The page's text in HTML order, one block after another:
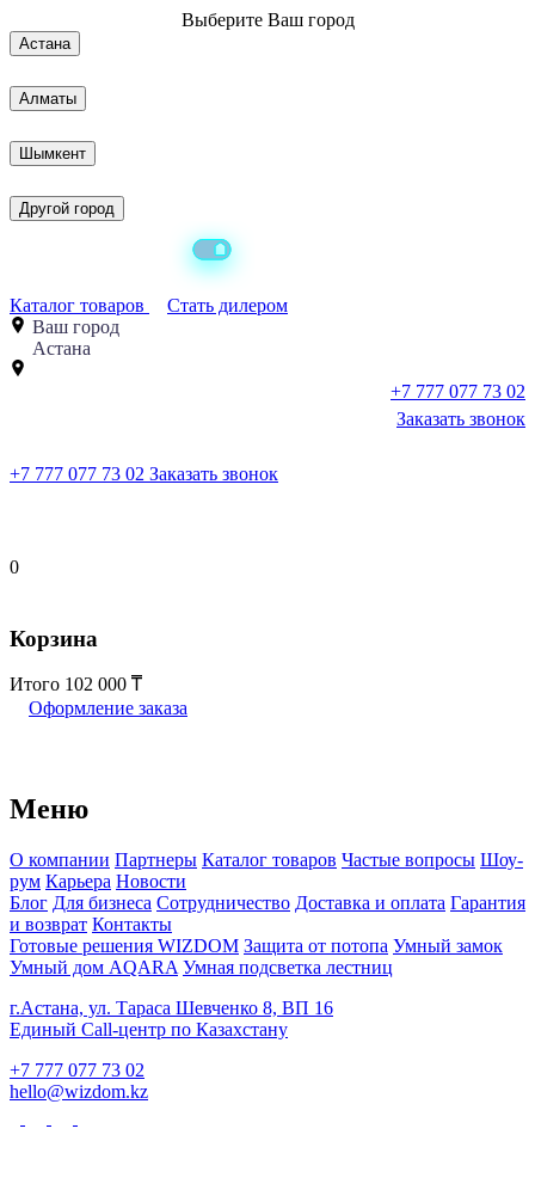
Выберите Ваш город
Астана
Алматы
Шымкент
Другой город
Каталог товаров
Стать дилером
Ваш город
Астана
+7 777 077 73 02
Заказать звонок
+7 777 077 73 02 Заказать звонок
0
Корзина
Итого 102 000
Оформление заказа
Меню
О компании Партнеры Каталог товаров Частые вопросы Шоу-
рум Карьера Новости
Блог Для бизнеса Сотрудничество Доставка и оплата Гарантия
и возврат Контакты
Готовые решения WIZDOM Защита от потопа Умный замок
Умный дом AQARA Умная подсветка лестниц
г.Астана, ул. Тараса Шевченко 8, ВП 16
Единый Call-центр по Казахстану
+7 777 077 73 02
hello@wizdom.kz